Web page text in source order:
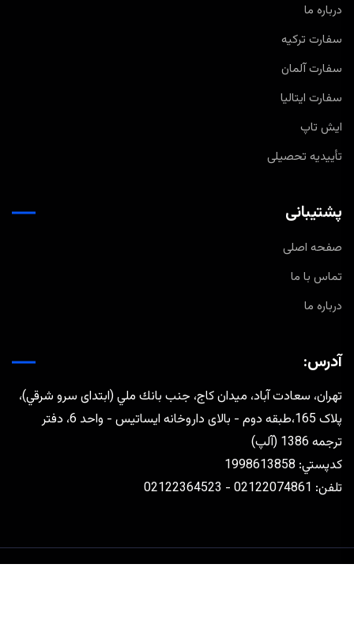
درباره ما
سفارت ترکیه
سفارت آلمان
سفارت ایتالیا
ایش تاپ
تأییدیه تحصیلی
پشتیبانی
صفحه اصلی
تماس با ما
درباره ما
آدرس:
تهران، سعادت آباد، ميدان كاج، جنب بانك ملي (ابتدای سرو شرقي)،
پلاک 165،طبقه دوم - بالای داروخانه ایساتیس - واحد 6، دفتر
ترجمه 1386 (آلپ)
كدپستي: 1998613858
تلفن: 02122074861 - 02122364523